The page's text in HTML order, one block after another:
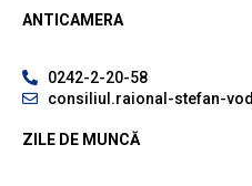
ANTICAMERA
0242-2-20-58
consiliul.raional-stefan-
ZILE DE MUNCĂ